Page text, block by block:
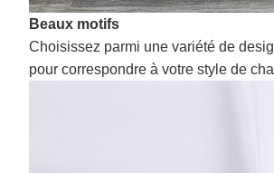
Beaux motifs
Choisissez parmi une variété de
pour correspondre à votre style de